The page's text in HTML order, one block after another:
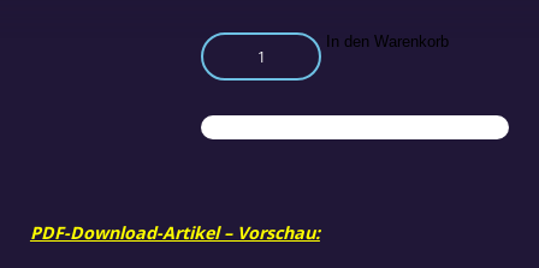
Tibetische
Medizin
anwenden
Teil
In den Warenkorb
PDF-Download-Artikel – Vorschau: